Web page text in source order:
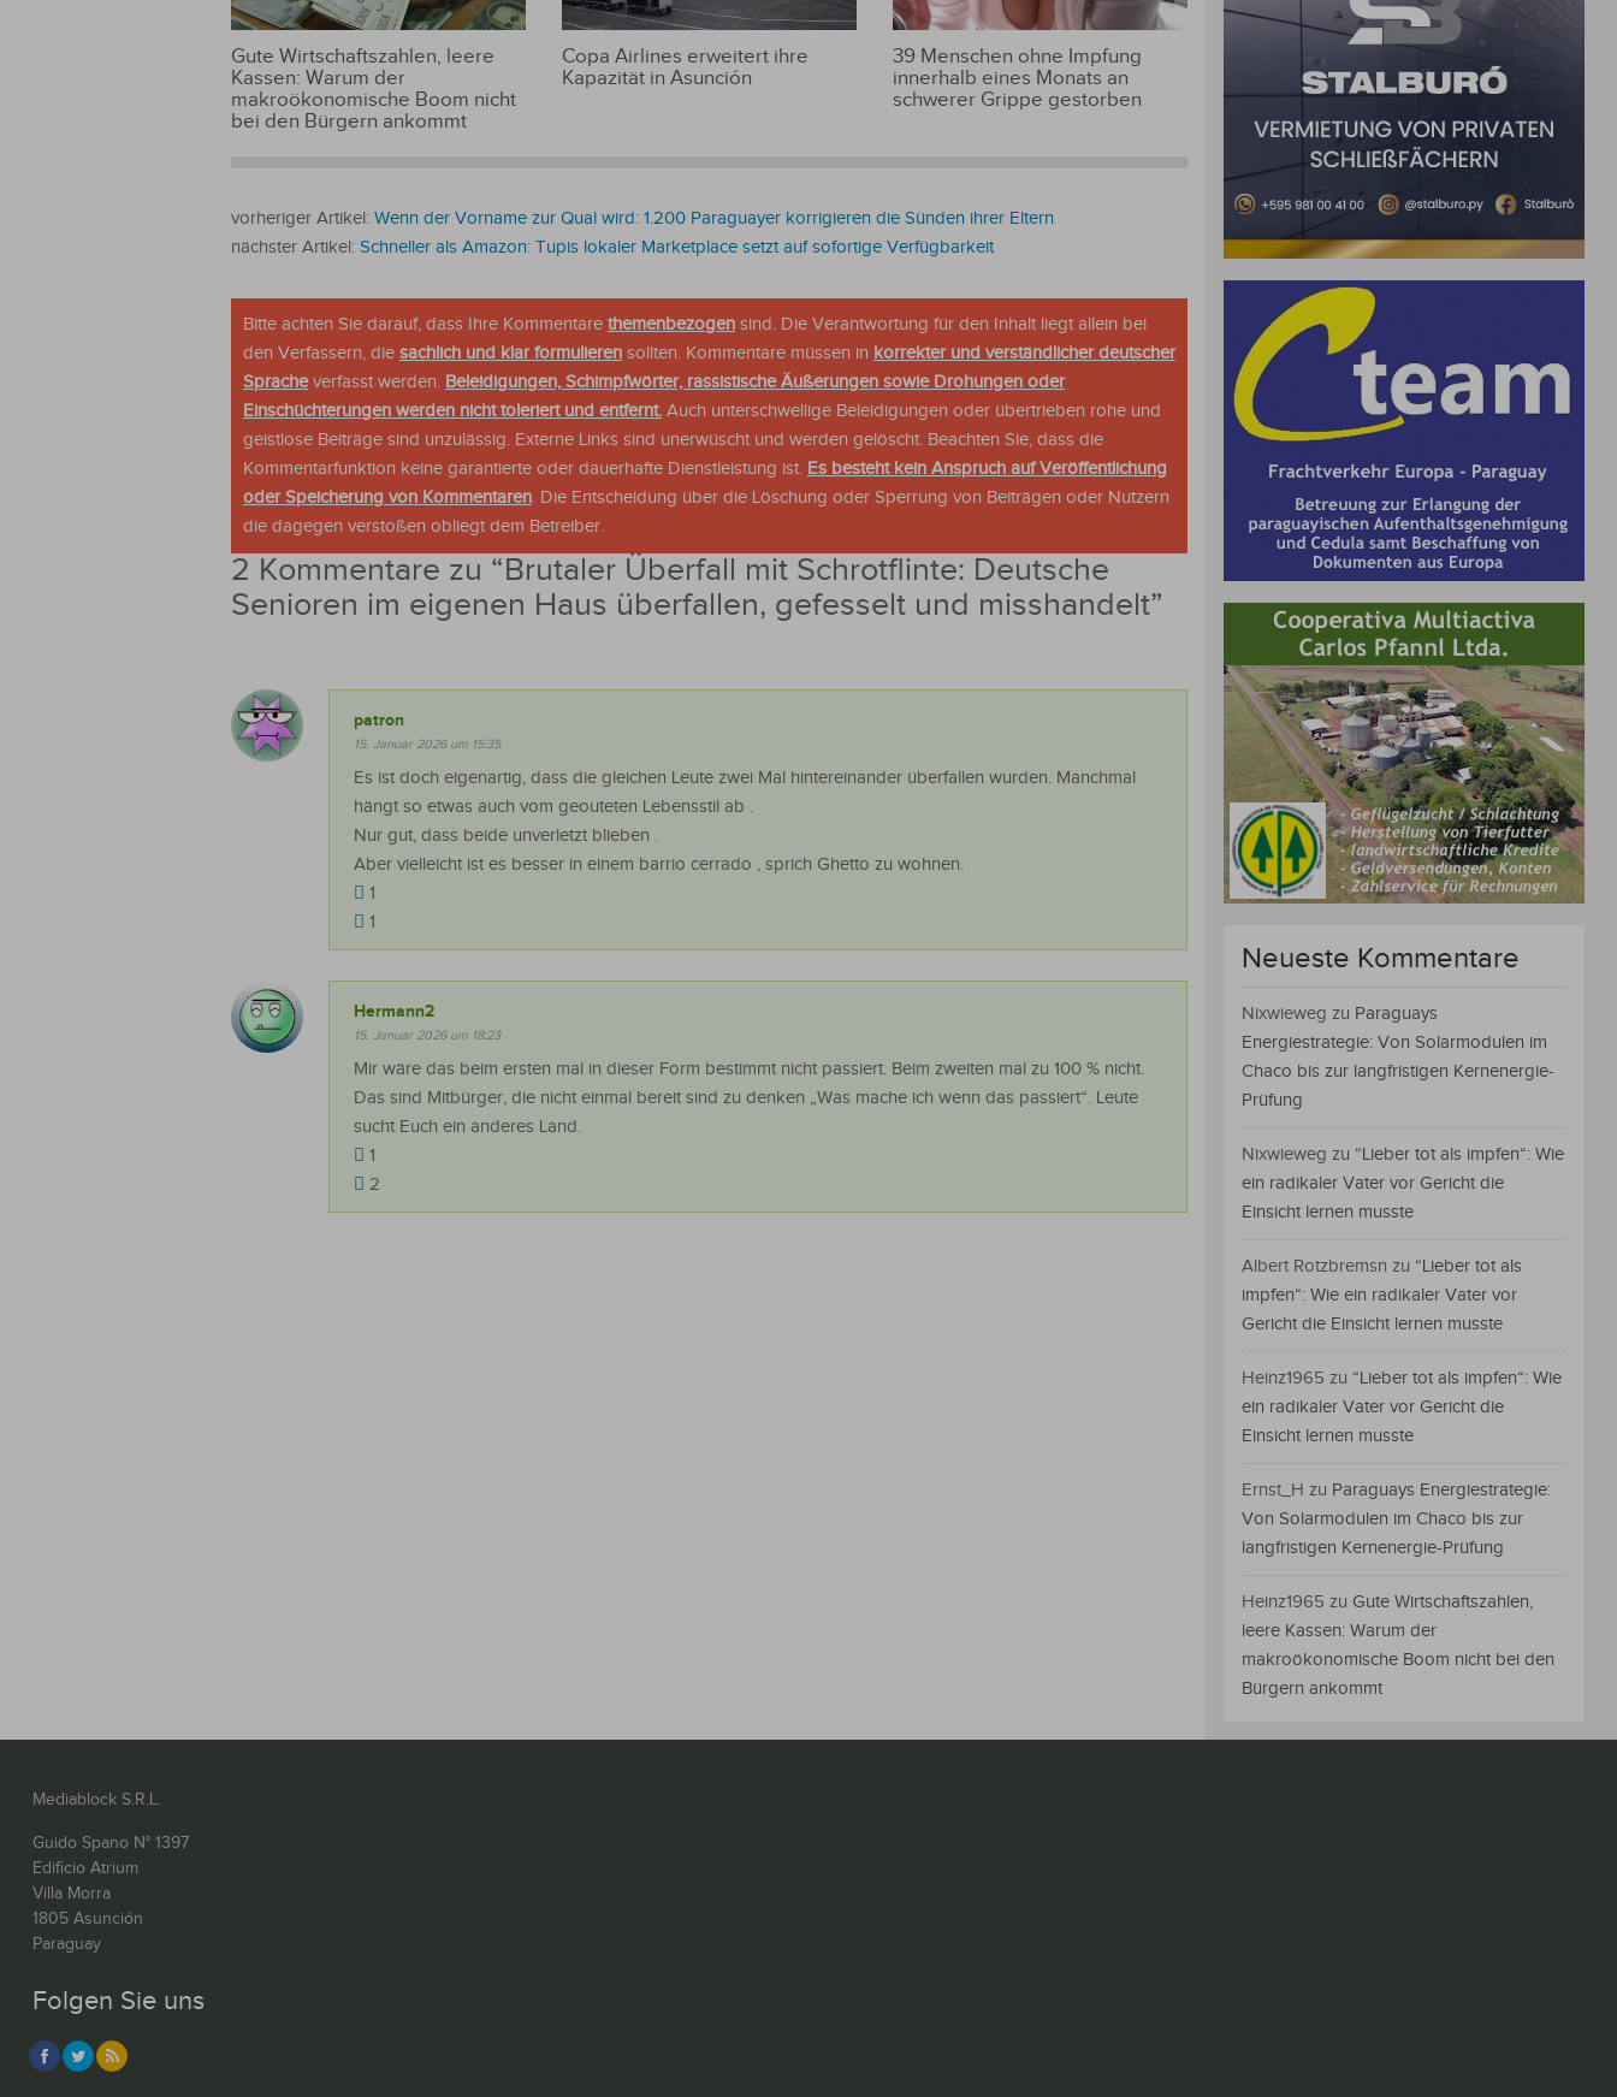
Gute Wirtschaftszahlen, leere
Kassen: Warum der
makroökonomische Boom nicht
bei den Bürgern ankommt
Copa Airlines erweitert ihre
Kapazität in Asunción
39 Menschen ohne Impfung
innerhalb eines Monats an
schwerer Grippe gestorben
vorheriger Artikel: Wenn der Vorname zur Qual wird: 1.200 Paraguayer korrigieren die Sünden ihrer Eltern
nächster Artikel: Schneller als Amazon: Tupis lokaler Marketplace setzt auf sofortige Verfügbarkeit
Bitte achten Sie darauf, dass Ihre Kommentare themenbezogen sind. Die Verantwortung für den Inhalt liegt allein bei
den Verfassern, die sachlich und klar formulieren sollten. Kommentare müssen in korrekter und verständlicher deutscher
Spracheverfasst werden. Beleidigungen, Schimpfwörter, rassistische Äußerungen sowie Drohungen oder
Einschüchterungen werden nicht toleriert und entfernt. Auch unterschwellige Beleidigungen oder übertrieben rohe und
geistlose Beiträge sind unzulässig. Externe Links sind unerwüscht und werden gelöscht. Beachten Sie, dass die
Kommentarfunktion keine garantierte oder dauerhafte Dienstleistung ist. Es besteht kein Anspruch auf Veröffentlichung
oder Speicherung von Kommentaren. Die Entscheidung über die Löschung oder Sperrung von Beiträgen oder Nutzern
die dagegen verstoßen obliegt dem Betreiber.
2 Kommentare zu “Brutaler Überfall mit Schrotflinte: Deutsche
Senioren im eigenen Haus überfallen, gefesselt und misshandelt”
patron
15. Januar 2026 um 15:35
Es ist doch eigenartig, dass die gleichen Leute zwei Mal hintereinander überfallen wurden. Manchmal
hängt so etwas auch vom geouteten Lebensstil ab .
Nur gut, dass beide unverletzt blieben .
Aber vielleicht ist es besser in einem barrio cerrado , sprich Ghetto zu wohnen.
1
1
Hermann2
15. Januar 2026 um 18:23
Mir wäre das beim ersten mal in dieser Form bestimmt nicht passiert. Beim zweiten mal zu 100 % nicht.
Das sind Mitbürger, die nicht einmal bereit sind zu denken „Was mache ich wenn das passiert“. Leute
sucht Euch ein anderes Land.
1
2
Neueste Kommentare
Nixwieweg zu Paraguays
Energiestrategie: Von Solarmodulen im
Chaco bis zur langfristigen Kernenergie-
Prüfung
Nixwieweg zu “Lieber tot als impfen“: Wie
ein radikaler Vater vor Gericht die
Einsicht lernen musste
Albert Rotzbremsn zu “Lieber tot als
impfen“: Wie ein radikaler Vater vor
Gericht die Einsicht lernen musste
Heinz1965 zu “Lieber tot als impfen“: Wie
ein radikaler Vater vor Gericht die
Einsicht lernen musste
Ernst_H zu Paraguays Energiestrategie:
Von Solarmodulen im Chaco bis zur
langfristigen Kernenergie-Prüfung
Heinz1965 zu Gute Wirtschaftszahlen,
leere Kassen: Warum der
makroökonomische Boom nicht bei den
Bürgern ankommt
Mediablock S.R.L.
Guido Spano N° 1397
Edificio Atrium
Villa Morra
1805 Asunción
Paraguay
Folgen Sie uns